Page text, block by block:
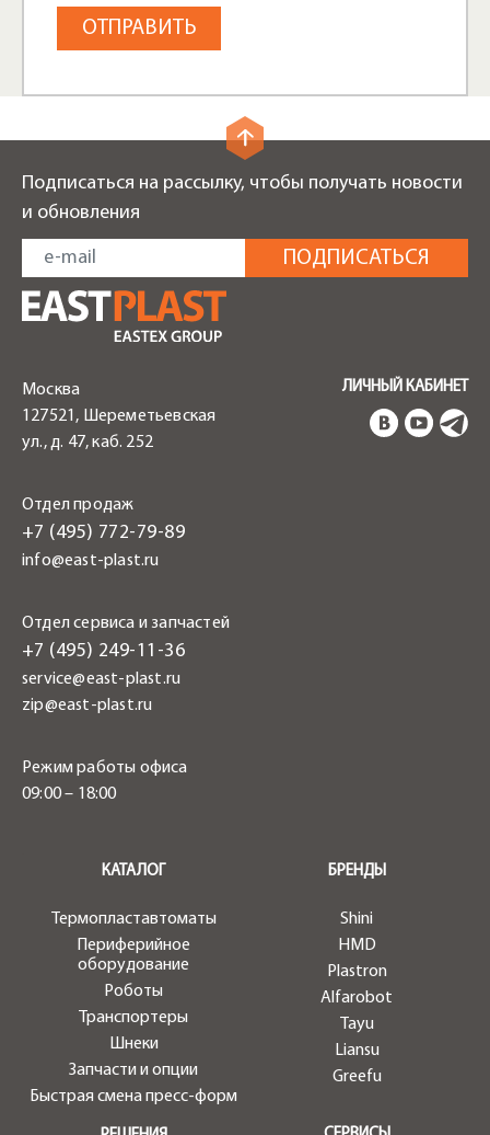
Подписаться на рассылку, чтобы получать новости
и обновления
Москва
127521, Шереметьевская
ул., д. 47, каб. 252
Отдел продаж
+7 (495) 772-79-89
info@east-plast.ru
Отдел сервиса и запчастей
+7 (495) 249-11-36
service@east-plast.ru
zip@east-plast.ru
Режим работы офиса
09:00 – 18:00
ЛИЧНЫЙ КАБИНЕТ
КАТАЛОГ
Термопластавтоматы
Периферийное
оборудование
Роботы
Транспортеры
Шнеки
Запчасти и опции
Быстрая смена пресс-форм
БРЕНДЫ
Shini
HMD
Plastron
Alfarobot
Tayu
Liansu
Greefu